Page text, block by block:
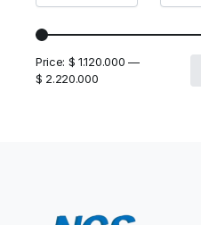
Price: $ 1.120.000 —
$ 2.220.000